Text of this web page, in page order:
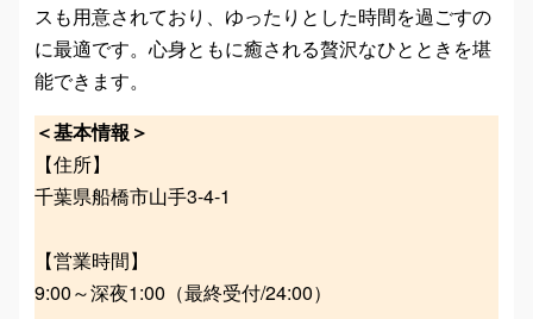
スも用意されており、ゆったりとした時間を過ごすの
に最適です。心身ともに癒される贅沢なひとときを堪
能できます。
＜基本情報＞
【住所】
千葉県船橋市山手3-4-1
【営業時間】
9:00～深夜1:00（最終受付/24:00）